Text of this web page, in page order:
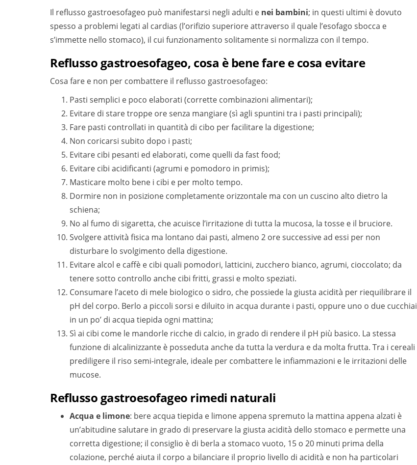
Il reflusso gastroesofageo può manifestarsi negli adulti e nei bambini; in questi ultimi è dovuto
spesso a problemi legati al cardias (l’orifizio superiore attraverso il quale l’esofago sbocca e
s’immette nello stomaco), il cui funzionamento solitamente si normalizza con il tempo.
Reflusso gastroesofageo, cosa è bene fare e cosa evitare
Cosa fare e non per combattere il reflusso gastroesofageo:
Pasti semplici e poco elaborati (corrette combinazioni alimentari);
Evitare di stare troppe ore senza mangiare (sì agli spuntini tra i pasti principali);
Fare pasti controllati in quantità di cibo per facilitare la digestione;
Non coricarsi subito dopo i pasti;
Evitare cibi pesanti ed elaborati, come quelli da fast food;
Evitare cibi acidificanti (agrumi e pomodoro in primis);
Masticare molto bene i cibi e per molto tempo.
Dormire non in posizione completamente orizzontale ma con un cuscino alto dietro la
schiena;
No al fumo di sigaretta, che acuisce l’irritazione di tutta la mucosa, la tosse e il bruciore.
Svolgere attività fisica ma lontano dai pasti, almeno 2 ore successive ad essi per non
disturbare lo svolgimento della digestione.
Evitare alcol e caffè e cibi quali pomodori, latticini, zucchero bianco, agrumi, cioccolato; da
tenere sotto controllo anche cibi fritti, grassi e molto speziati.
Consumare l’aceto di mele biologico o sidro, che possiede la giusta acidità per riequilibrare il
pH del corpo. Berlo a piccoli sorsi e diluito in acqua durante i pasti, oppure uno o due cucchiai
in un po’ di acqua tiepida ogni mattina;
Sì ai cibi come le mandorle ricche di calcio, in grado di rendere il pH più basico. La stessa
funzione di alcalinizzante è posseduta anche da tutta la verdura e da molta frutta. Tra i cereali
prediligere il riso semi-integrale, ideale per combattere le infiammazioni e le irritazioni delle
mucose.
Reflusso gastroesofageo rimedi naturali
Acqua e limone: bere acqua tiepida e limone appena spremuto la mattina appena alzati è
un’abitudine salutare in grado di preservare la giusta acidità dello stomaco e permette una
corretta digestione; il consiglio è di berla a stomaco vuoto, 15 o 20 minuti prima della
colazione, perché aiuta il corpo a bilanciare il proprio livello di acidità e non ha particolari